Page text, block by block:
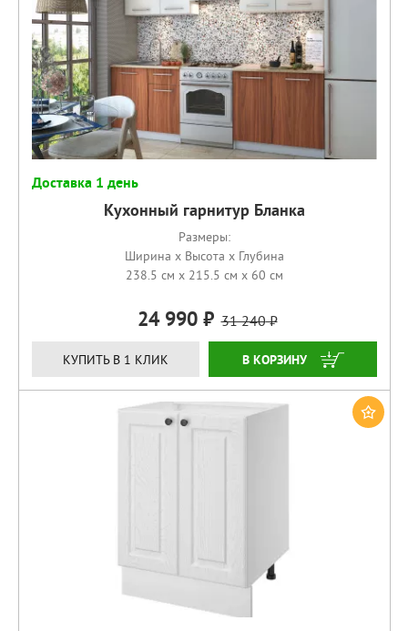
Доставка 1 день
Кухонный гарнитур Бланка
Размеры:
Ширина x Высота x Глубина
238.5 см x 215.5 см x 60 см
24 990 31 240
КУПИТЬ В 1 КЛИК КУПИТЬ